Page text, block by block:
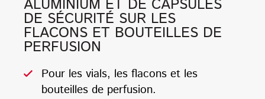
ALUMINIUM ET DE CAPSULES
DE SÉCURITÉ SUR LES
FLACONS ET BOUTEILLES DE
PERFUSION
Pour les vials, les flacons et les
bouteilles de perfusion.